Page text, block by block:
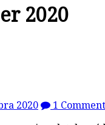
2020
2020 1 Comment